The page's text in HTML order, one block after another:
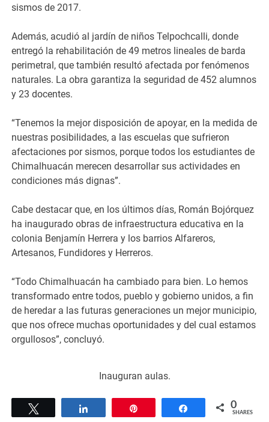
sismos de 2017.
Además, acudió al jardín de niños Telpochcalli, donde
entregó la rehabilitación de 49 metros lineales de barda
perimetral, que también resultó afectada por fenómenos
naturales. La obra garantiza la seguridad de 452 alumnos
y 23 docentes.
“Tenemos la mejor disposición de apoyar, en la medida de
nuestras posibilidades, a las escuelas que sufrieron
afectaciones por sismos, porque todos los estudiantes de
Chimalhuacán merecen desarrollar sus actividades en
condiciones más dignas”.
Cabe destacar que, en los últimos días, Román Bojórquez
ha inaugurado obras de infraestructura educativa en la
colonia Benjamín Herrera y los barrios Alfareros,
Artesanos, Fundidores y Herreros.
“Todo Chimalhuacán ha cambiado para bien. Lo hemos
transformado entre todos, pueblo y gobierno unidos, a fin
de heredar a las futuras generaciones un mejor municipio,
que nos ofrece muchas oportunidades y del cual estamos
orgullosos”, concluyó.
Inauguran aulas.
Share 0
SHARES